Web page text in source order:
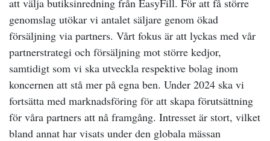
att välja butiksinredning från EasyFill. För att få större
genomslag utökar vi antalet säljare genom ökad
försäljning via partners. Vårt fokus är att lyckas med vår
partnerstrategi och försäljning mot större kedjor,
samtidigt som vi ska utveckla respektive bolag inom
koncernen att stå mer på egna ben. Under 2024 ska vi
fortsätta med marknadsföring för att skapa förutsättning
för våra partners att nå framgång. Intresset är stort, vilket
bland annat har visats under den globala mässan